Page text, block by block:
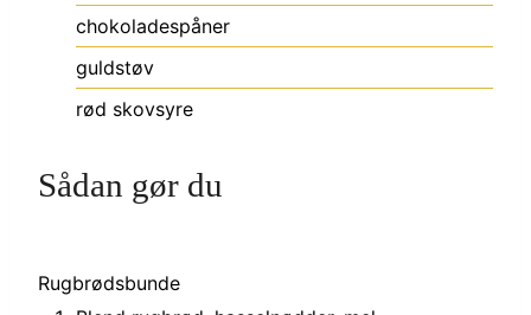
chokoladespåner
guldstøv
rød skovsyre
Sådan gør du
Rugbrødsbunde